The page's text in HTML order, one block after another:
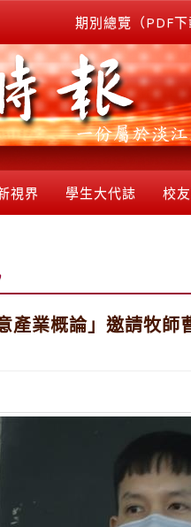
期別總覽（PDF下
視界 學生大代誌 校
產業概論」邀請牧